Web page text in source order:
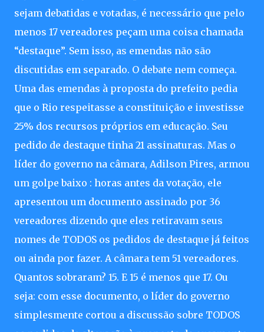
sejam debatidas e votadas, é necessário que pelo
menos 17 vereadores peçam uma coisa chamada
“destaque”. Sem isso, as emendas não são
discutidas em separado. O debate nem começa.
Uma das emendas à proposta do prefeito pedia
que o Rio respeitasse a constituição e investisse
25% dos recursos próprios em educação. Seu
pedido de destaque tinha 21 assinaturas. Mas o
líder do governo na câmara, Adilson Pires, armou
um golpe baixo : horas antes da votação, ele
apresentou um documento assinado por 36
vereadores dizendo que eles retiravam seus
nomes de TODOS os pedidos de destaque já feitos
ou ainda por fazer. A câmara tem 51 vereadores.
Quantos sobraram? 15. E 15 é menos que 17. Ou
seja: com esse documento, o líder do governo
simplesmente cortou a discussão sobre TODOS